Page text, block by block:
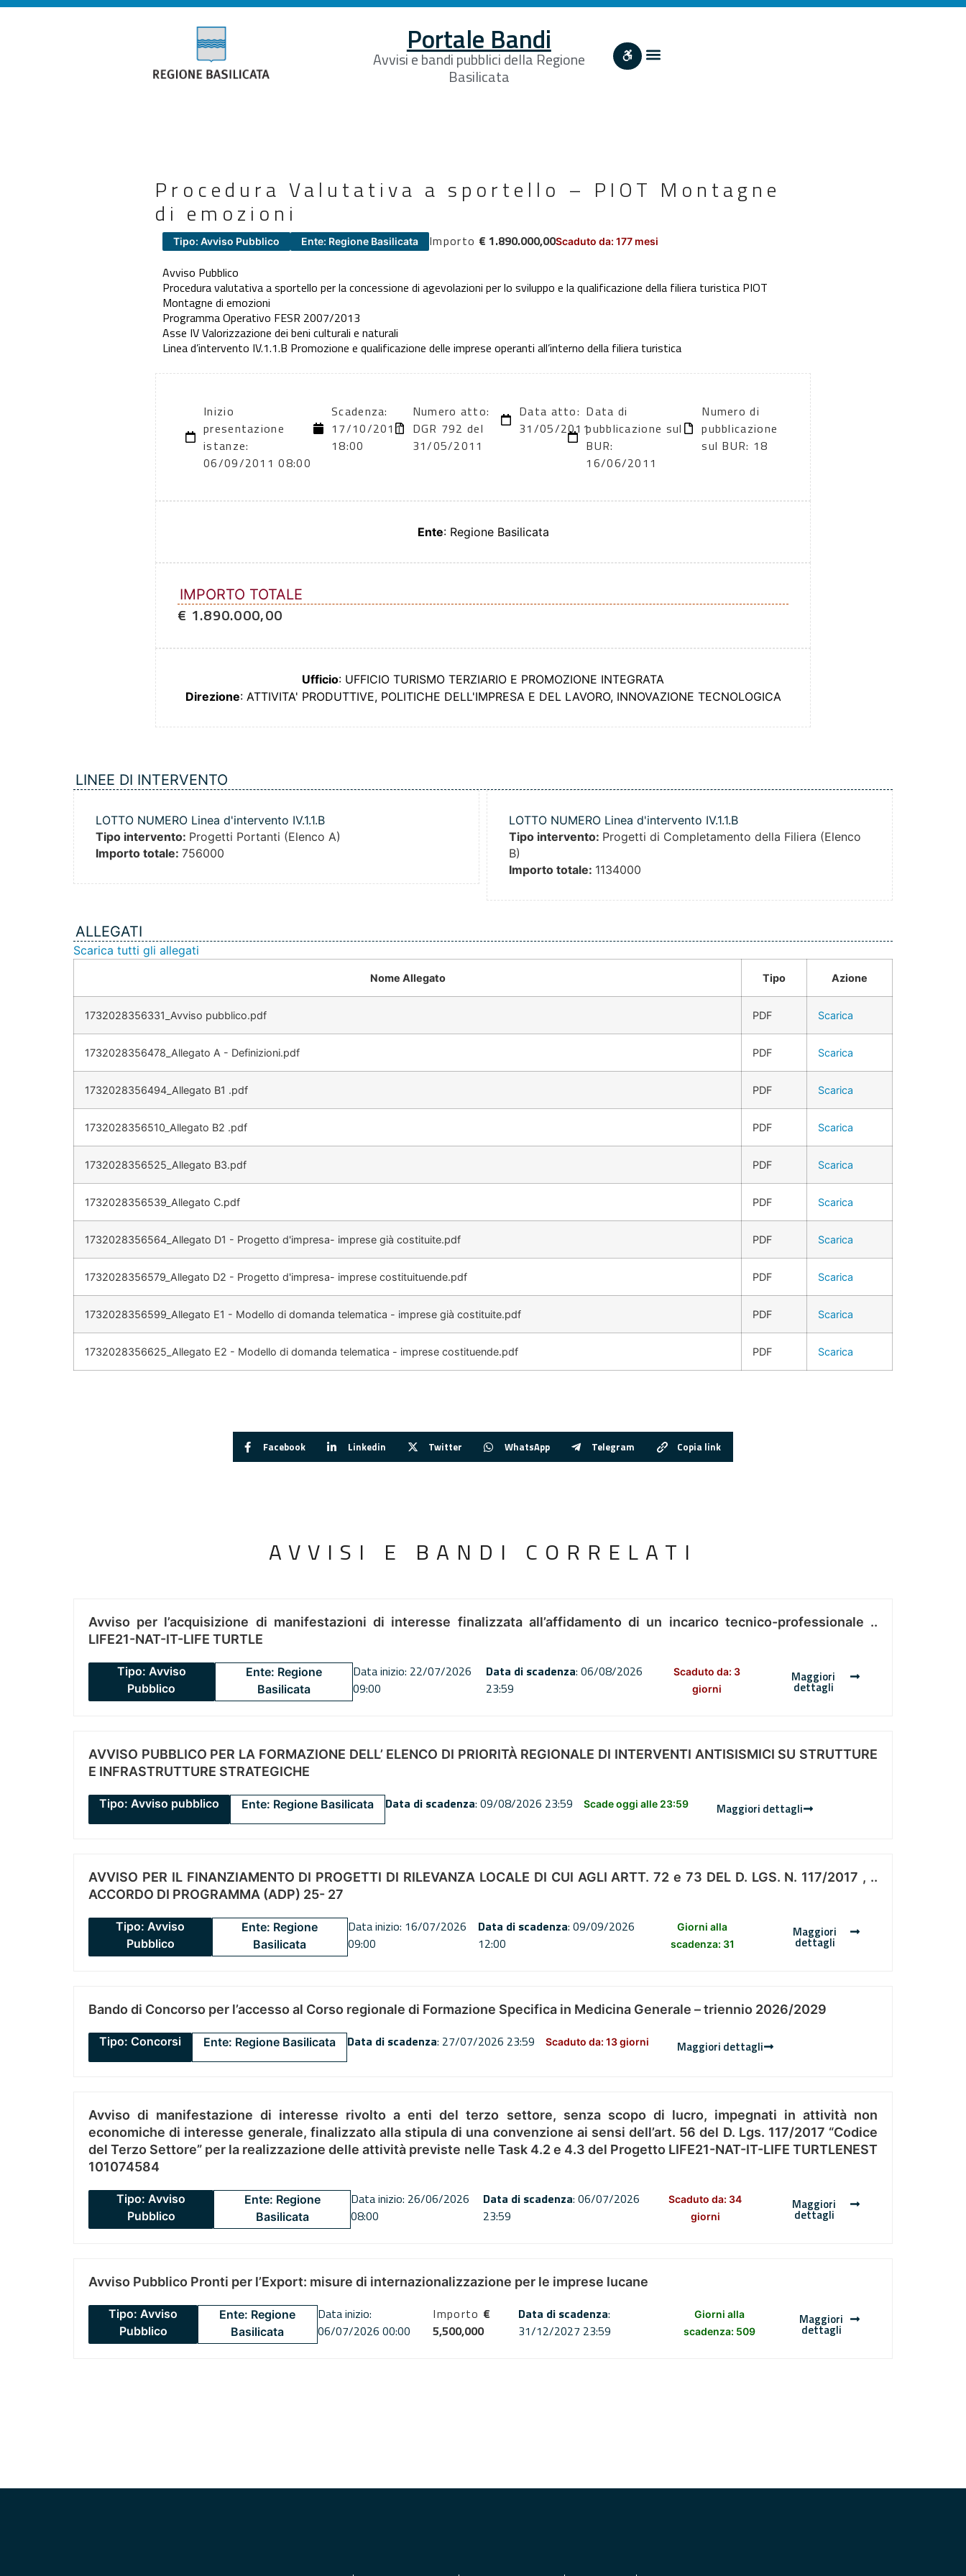
Portale Bandi
Avvisi e bandi pubblici della Regione
Basilicata
Procedura Valutativa a sportello – PIOT Montagne
di emozioni
Tipo: Avviso Pubblico Ente: Regione Basilicata Importo € 1.890.000,00Scaduto da: 177 mesi
Avviso Pubblico
Procedura valutativa a sportello per la concessione di agevolazioni per lo sviluppo e la qualificazione della filiera turistica PIOT
Montagne di emozioni
Programma Operativo FESR 2007/2013
Asse IV Valorizzazione dei beni culturali e naturali
Linea d’intervento IV.1.1.B Promozione e qualificazione delle imprese operanti all’interno della filiera turistica
Inizio
presentazione
istanze:
06/09/2011 08:00
Scadenza:
17/10/2011
18:00
Numero atto:
DGR 792 del
31/05/2011
Data atto:
31/05/2011
Data di
pubblicazione sul
BUR:
16/06/2011
Numero di
pubblicazione
sul BUR: 18
Ente: Regione Basilicata
IMPORTO TOTALE
€ 1.890.000,00
Ufficio: UFFICIO TURISMO TERZIARIO E PROMOZIONE INTEGRATA
Direzione: ATTIVITA' PRODUTTIVE, POLITICHE DELL'IMPRESA E DEL LAVORO, INNOVAZIONE TECNOLOGICA
LINEE DI INTERVENTO
LOTTO NUMERO Linea d'intervento IV.1.1.B
Tipo intervento: Progetti Portanti (Elenco A)
Importo totale: 756000
LOTTO NUMERO Linea d'intervento IV.1.1.B
Tipo intervento: Progetti di Completamento della Filiera (Elenco
B)
Importo totale: 1134000
ALLEGATI
Scarica tutti gli allegati
Nome Allegato Tipo Azione
1732028356331_Avviso pubblico.pdf PDF Scarica
1732028356478_Allegato A - Definizioni.pdf PDF Scarica
1732028356494_Allegato B1 .pdf PDF Scarica
1732028356510_Allegato B2 .pdf PDF Scarica
1732028356525_Allegato B3.pdf PDF Scarica
1732028356539_Allegato C.pdf PDF Scarica
1732028356564_Allegato D1 - Progetto d'impresa- imprese già costituite.pdf PDF Scarica
1732028356579_Allegato D2 - Progetto d'impresa- imprese costituituende.pdf PDF Scarica
1732028356599_Allegato E1 - Modello di domanda telematica - imprese già costituite.pdf PDF Scarica
1732028356625_Allegato E2 - Modello di domanda telematica - imprese costituende.pdf PDF Scarica
Facebook Linkedin Twitter WhatsApp Telegram Copia link
AVVISI E BANDI CORRELATI
Avviso per l’acquisizione di manifestazioni di interesse finalizzata all’affidamento di un incarico tecnico-professionale ..
LIFE21-NAT-IT-LIFE TURTLE
Tipo: Avviso
Pubblico
Ente: Regione
Basilicata
Data inizio: 22/07/2026
09:00
Data di scadenza: 06/08/2026
23:59
Scaduto da: 3
giorni
Maggiori
dettagli
AVVISO PUBBLICO PER LA FORMAZIONE DELL’ ELENCO DI PRIORITÀ REGIONALE DI INTERVENTI ANTISISMICI SU STRUTTURE
E INFRASTRUTTURE STRATEGICHE
Tipo: Avviso pubblico Ente: Regione Basilicata Data di scadenza: 09/08/2026 23:59 Scade oggi alle 23:59 Maggiori dettagli
AVVISO PER IL FINANZIAMENTO DI PROGETTI DI RILEVANZA LOCALE DI CUI AGLI ARTT. 72 e 73 DEL D. LGS. N. 117/2017 , ..
ACCORDO DI PROGRAMMA (ADP) 25- 27
Tipo: Avviso
Pubblico
Ente: Regione
Basilicata
Data inizio: 16/07/2026
09:00
Data di scadenza: 09/09/2026
12:00
Giorni alla
scadenza: 31
Maggiori
dettagli
Bando di Concorso per l’accesso al Corso regionale di Formazione Specifica in Medicina Generale – triennio 2026/2029
Tipo: Concorsi Ente: Regione Basilicata Data di scadenza: 27/07/2026 23:59 Scaduto da: 13 giorni Maggiori dettagli
Avviso di manifestazione di interesse rivolto a enti del terzo settore, senza scopo di lucro, impegnati in attività non
economiche di interesse generale, finalizzato alla stipula di una convenzione ai sensi dell’art. 56 del D. Lgs. 117/2017 “Codice
del Terzo Settore” per la realizzazione delle attività previste nelle Task 4.2 e 4.3 del Progetto LIFE21-NAT-IT-LIFE TURTLENEST
101074584
Tipo: Avviso
Pubblico
Ente: Regione
Basilicata
Data inizio: 26/06/2026
08:00
Data di scadenza: 06/07/2026
23:59
Scaduto da: 34
giorni
Maggiori
dettagli
Avviso Pubblico Pronti per l’Export: misure di internazionalizzazione per le imprese lucane
Tipo: Avviso
Pubblico
Ente: Regione
Basilicata
Data inizio:
06/07/2026 00:00
Importo €
5,500,000
Data di scadenza:
31/12/2027 23:59
Giorni alla
scadenza: 509
Maggiori
dettagli